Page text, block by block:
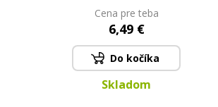
Cena pre teba
6,49 €
Do kočíka
Skladom